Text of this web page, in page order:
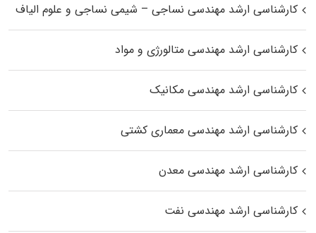
کارشناسی ارشد مهندسی نساجی – شیمی نساجی و علوم الیاف
کارشناسی ارشد مهندسی متالورژی و مواد
کارشناسی ارشد مهندسی مکانیک
کارشناسی ارشد مهندسی معماری کشتی
کارشناسی ارشد مهندسی معدن
کارشناسی ارشد مهندسی نفت